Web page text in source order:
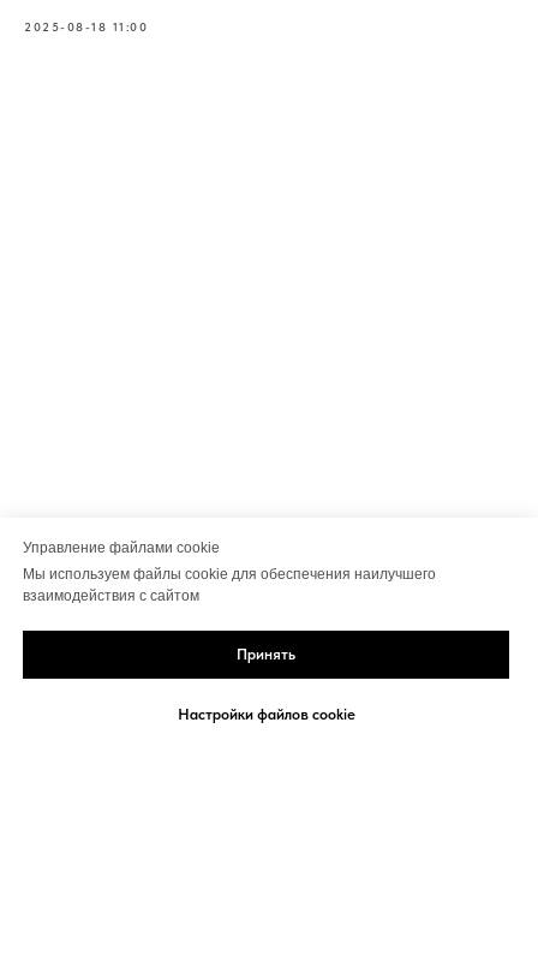
2025-08-18 11:00
Управление файлами cookie
Мы используем файлы cookie для обеспечения наилучшего
взаимодействия с сайтом
Принять
Настройки файлов cookie